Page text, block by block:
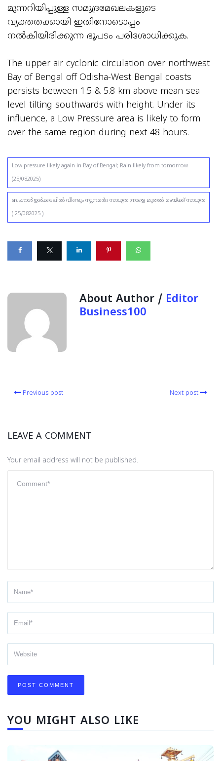
മുന്നറിയിപ്പുള്ള സമുദ്രമേഖലകളുടെ
വ്യക്തതക്കായി ഇതിനോടൊപ്പം
നൽകിയിരിക്കുന്ന ഭൂപടം പരിശോധിക്കുക.
The upper air cyclonic circulation over northwest
Bay of Bengal off Odisha-West Bengal coasts
persists between 1.5 & 5.8 km above mean sea
level tilting southwards with height. Under its
influence, a Low Pressure area is likely to form
over the same region during next 48 hours.
Low pressure likely again in Bay of Bengal; Rain likely from tomorrow
(25/082025)
ബംഗാൾ ഉൾക്കടലിൽ വീണ്ടും ന്യൂനമർദ സാധ്യത ;നാളെ മുതല്‍ മഴയ്ക്ക് സാധ്യത
( 25/082025 )
About Author / Editor
Business100
Previous post Next post
LEAVE A COMMENT
Your email address will not be published.
YOU MIGHT ALSO LIKE